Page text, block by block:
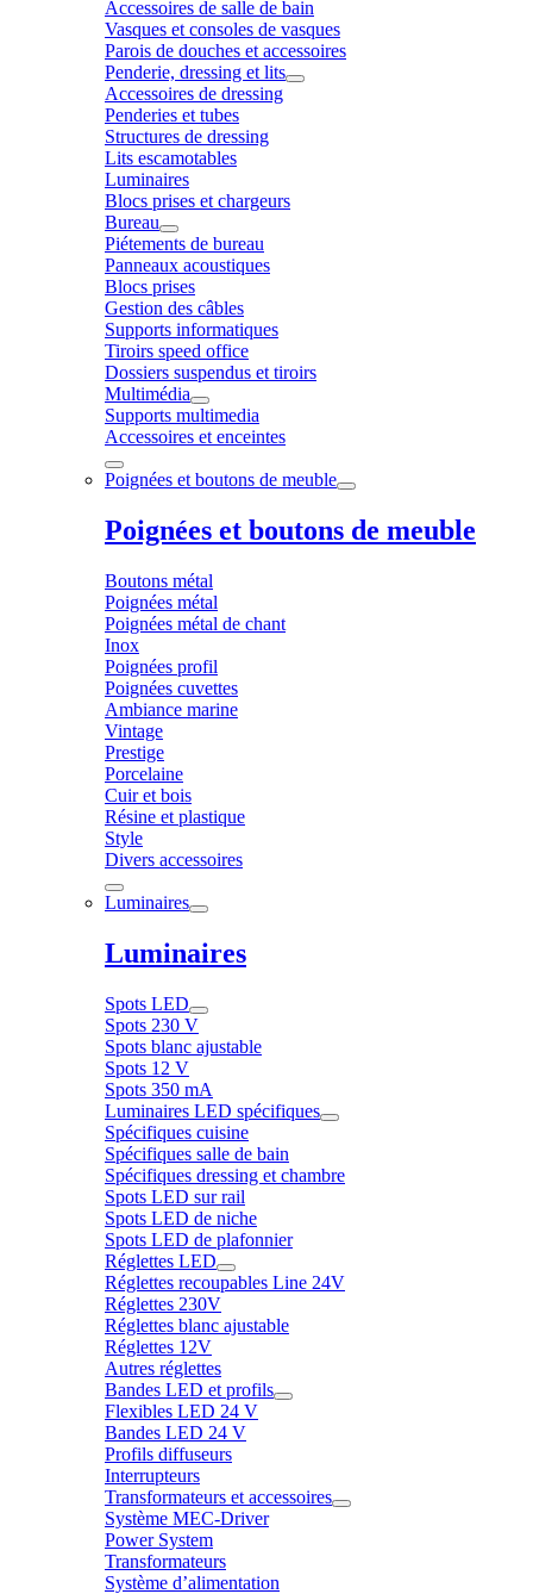
Accessoires de salle de bain
Vasques et consoles de vasques
Parois de douches et accessoires
Penderie, dressing et lits
Accessoires de dressing
Penderies et tubes
Structures de dressing
Lits escamotables
Luminaires
Blocs prises et chargeurs
Bureau
Piétements de bureau
Panneaux acoustiques
Blocs prises
Gestion des câbles
Supports informatiques
Tiroirs speed office
Dossiers suspendus et tiroirs
Multimédia
Supports multimedia
Accessoires et enceintes
Poignées et boutons de meuble
Poignées et boutons de meuble
Boutons métal
Poignées métal
Poignées métal de chant
Inox
Poignées profil
Poignées cuvettes
Ambiance marine
Vintage
Prestige
Porcelaine
Cuir et bois
Résine et plastique
Style
Divers accessoires
Luminaires
Luminaires
Spots LED
Spots 230 V
Spots blanc ajustable
Spots 12 V
Spots 350 mA
Luminaires LED spécifiques
Spécifiques cuisine
Spécifiques salle de bain
Spécifiques dressing et chambre
Spots LED sur rail
Spots LED de niche
Spots LED de plafonnier
Réglettes LED
Réglettes recoupables Line 24V
Réglettes 230V
Réglettes blanc ajustable
Réglettes 12V
Autres réglettes
Bandes LED et profils
Flexibles LED 24 V
Bandes LED 24 V
Profils diffuseurs
Interrupteurs
Transformateurs et accessoires
Système MEC-Driver
Power System
Transformateurs
Système d’alimentation